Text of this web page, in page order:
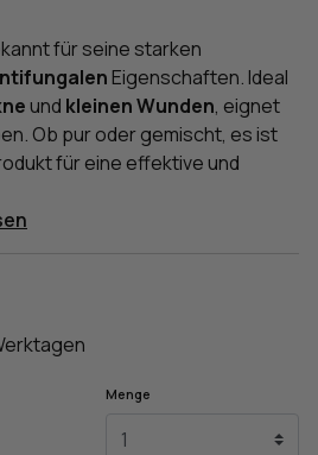
für seine starken
Eigenschaften. Ideal
und kleinen Wunden, eignet
Ob pur oder gemischt, es ist
für eine effektive und
Menge